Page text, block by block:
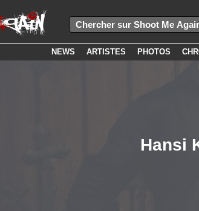
NEWS ARTISTES PHOTOS
Hansi